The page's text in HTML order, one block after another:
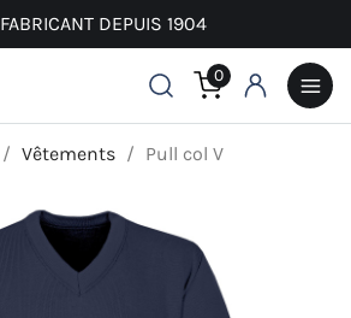
FABRICANT DEPUIS 1904
0
Vêtements Pull col V